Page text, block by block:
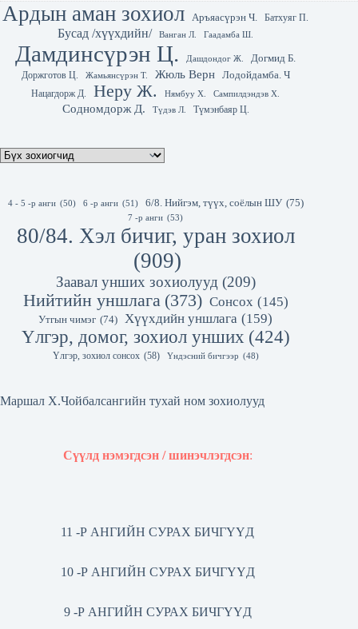
Ардын аман зохиол Аръяасүрэн Ч. Батхуяг П.
Бусад /хүүхдийн/ Ванган Л. Гаадамба Ш.
Дамдинсүрэн Ц. Дашдондог Ж.
Догмид Б.
Доржготов Ц.
Жамьянсүрэн Т. Жюль Верн Лодойдамба. Ч
Нацагдорж Д. Неру Ж. Нямбуу Х. Сампилдэндэв Х.
Содномдорж Д. Түдэв Л. Түмэнбаяр Ц.
4 - 5 -р анги (50) 6 -р анги (51) 6/8. Нийгэм, түүх, соёлын ШУ (75)
7 -р анги (53)
80/84. Хэл бичиг, уран зохиол
(909)
Заавал унших зохиолууд (209)
Нийтийн уншлага (373) Сонсох (145)
Утгын чимэг (74) Хүүхдийн уншлага (159)
Үлгэр, домог, зохиол унших (424)
Үлгэр, зохиол сонсох (58) Үндэсний бичгээр (48)
Маршал Х.Чойбалсангийн тухай ном зохиолууд
Сүүлд нэмэгдсэн / шинэчлэгдсэн:
11 -Р АНГИЙН СУРАХ БИЧГҮҮД
10 -Р АНГИЙН СУРАХ БИЧГҮҮД
9 -Р АНГИЙН СУРАХ БИЧГҮҮД